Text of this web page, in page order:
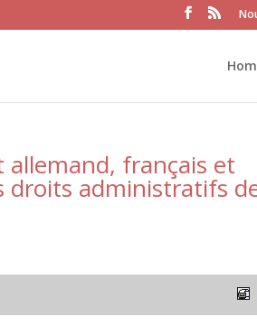
français et
droits administratifs